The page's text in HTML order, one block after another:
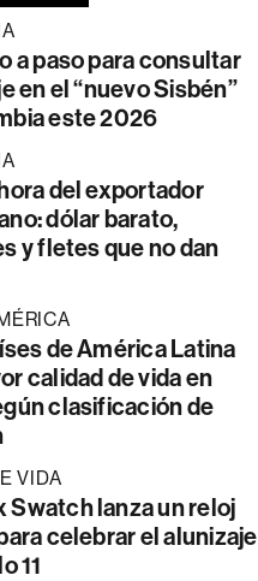
a paso para consultar
en el “nuevo Sisbén”
este 2026
del exportador
dólar barato,
y fletes que no dan
de América Latina
calidad de vida en
clasificación de
VIDA
Swatch lanza un reloj
celebrar el alunizaje
11